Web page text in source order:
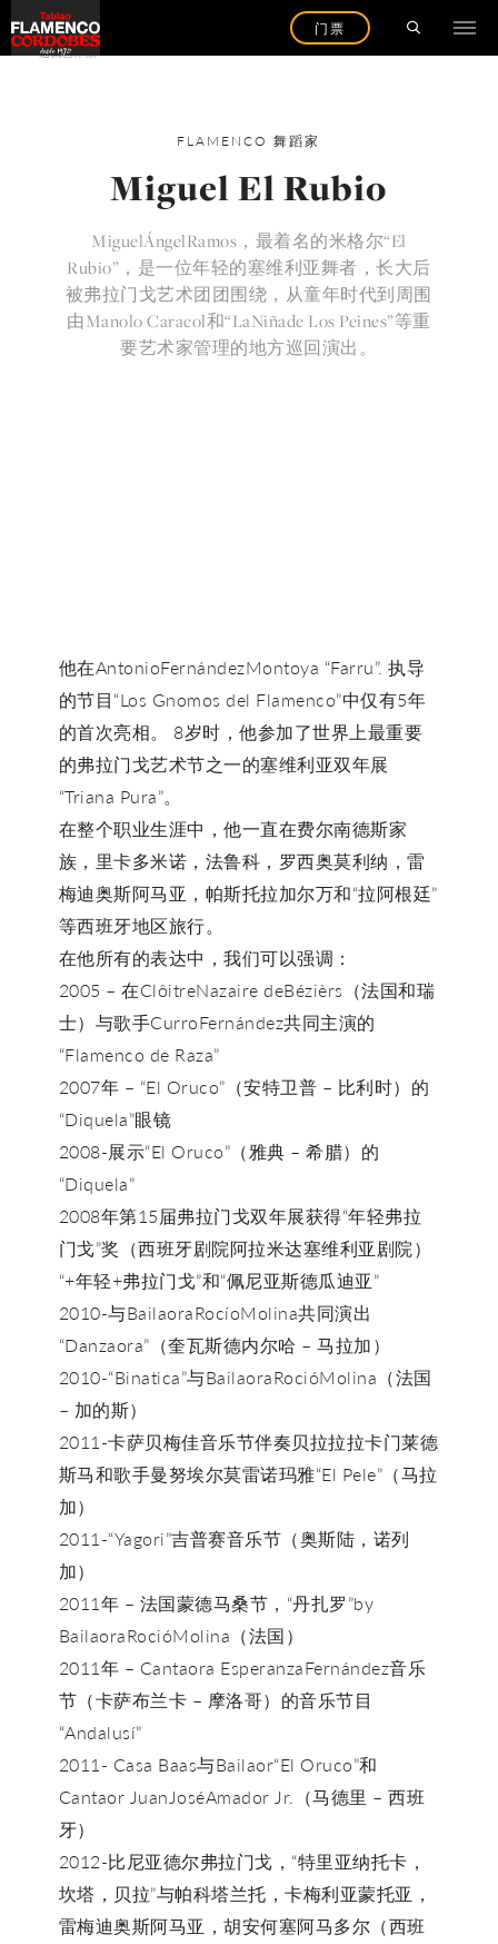
门票
返回艺术家
FLAMENCO舞蹈家
Miguel El Rubio
MiguelÁngelRamos，最着名的米格尔“El
Rubio”，是一位年轻的塞维利亚舞者，长大后
被弗拉门戈艺术团团围绕，从童年时代到周围
由Manolo Caracol和“LaNiñade Los Peines”等重
要艺术家管理的地方巡回演出。
他在AntonioFernándezMontoya “Farru”. 执导
的节目“Los Gnomos del Flamenco”中仅有5年
的首次亮相。 8岁时，他参加了世界上最重要
的弗拉门戈艺术节之一的塞维利亚双年展
“Triana Pura”。
在整个职业生涯中，他一直在费尔南德斯家
族，里卡多米诺，法鲁科，罗西奥莫利纳，雷
梅迪奥斯阿马亚，帕斯托拉加尔万和“拉阿根廷”
等西班牙地区旅行。
在他所有的表达中，我们可以强调：
2005 – 在ClôitreNazaire deBézièrs（法国和瑞
士）与歌手CurroFernández共同主演的
“Flamenco de Raza”
2007年 – “El Oruco”（安特卫普 – 比利时）的
“Diquela”眼镜
2008-展示“El Oruco”（雅典 – 希腊）的
“Diquela”
2008年第15届弗拉门戈双年展获得“年轻弗拉
门戈”奖（西班牙剧院阿拉米达塞维利亚剧院）
“+年轻+弗拉门戈”和“佩尼亚斯德瓜迪亚”
2010-与BailaoraRocíoMolina共同演出
“Danzaora”（奎瓦斯德内尔哈 – 马拉加）
2010-“Binatica”与BailaoraRocióMolina（法国
– 加的斯）
2011-卡萨贝梅佳音乐节伴奏贝拉拉拉卡门莱德
斯马和歌手曼努埃尔莫雷诺玛雅“El Pele”（马拉
加）
2011-“Yagori”吉普赛音乐节（奥斯陆，诺列
加）
2011年 – 法国蒙德马桑节，“丹扎罗”by
BailaoraRocióMolina（法国）
2011年 – Cantaora EsperanzaFernández音乐
节（卡萨布兰卡 – 摩洛哥）的音乐节目
“Andalusí”
2011- Casa Baas与Bailaor“El Oruco”和
Cantaor JuanJoséAmador Jr.（马德里 – 西班
牙）
2012-比尼亚德尔弗拉门戈，“特里亚纳托卡，
坎塔，贝拉”与帕科塔兰托，卡梅利亚蒙托亚，
雷梅迪奥斯阿马亚，胡安何塞阿马多尔（西班